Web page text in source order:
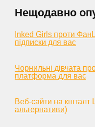
Нещодавно
Inked Girls проти
підписки для вас
Чорнильні дівчата
платформа для вас
Веб-сайти на кшталт
альтернативи)